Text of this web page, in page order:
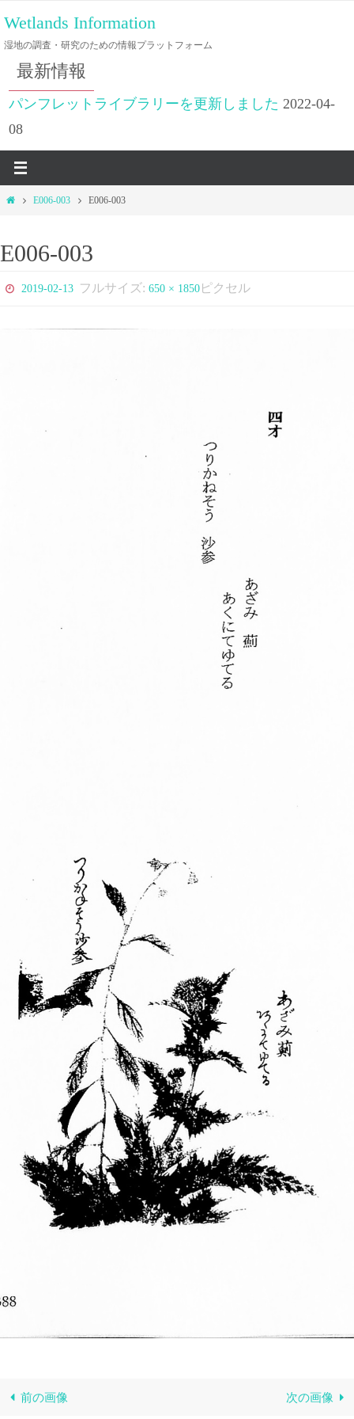
ン
テ
ツ
ス
プ
Wetlands Information
湿地の調査・研究のための情報プラットフォーム
最新情報
パンフレットライブラリーを更新しました 2022-04-
08
ホ
E006-003 E006-003
E006-003
2019-02-13 フルサイズ:650 × 1850 ピクセル
前の画像 次の画像